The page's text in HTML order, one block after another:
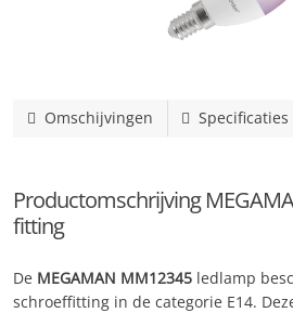
Omschijvingen Specificaties
Productomschrijving
fitting
De MEGAMAN MM12345 ledlamp
schroeffitting in de categorie E14.